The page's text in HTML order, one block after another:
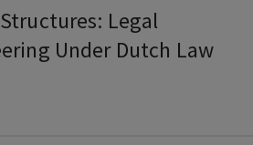
Legal
Under Dutch Law